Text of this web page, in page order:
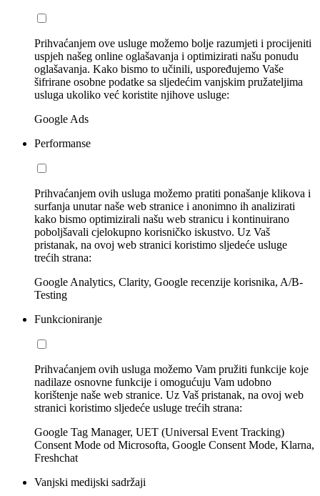
Prihvaćanjem ove usluge možemo bolje razumjeti i procijeniti
uspjeh našeg online oglašavanja i optimizirati našu ponudu
oglašavanja. Kako bismo to učinili, uspoređujemo Vaše
šifrirane osobne podatke sa sljedećim vanjskim pružateljima
usluga ukoliko već koristite njihove usluge:
Google Ads
Performanse
Prihvaćanjem ovih usluga možemo pratiti ponašanje klikova i
surfanja unutar naše web stranice i anonimno ih analizirati
kako bismo optimizirali našu web stranicu i kontinuirano
poboljšavali cjelokupno korisničko iskustvo. Uz Vaš
pristanak, na ovoj web stranici koristimo sljedeće usluge
trećih strana:
Google Analytics, Clarity, Google recenzije korisnika, A/B-
Testing
Funkcioniranje
Prihvaćanjem ovih usluga možemo Vam pružiti funkcije koje
nadilaze osnovne funkcije i omogućuju Vam udobno
korištenje naše web stranice. Uz Vaš pristanak, na ovoj web
stranici koristimo sljedeće usluge trećih strana:
Google Tag Manager, UET (Universal Event Tracking)
Consent Mode od Microsofta, Google Consent Mode, Klarna,
Freshchat
Vanjski medijski sadržaji